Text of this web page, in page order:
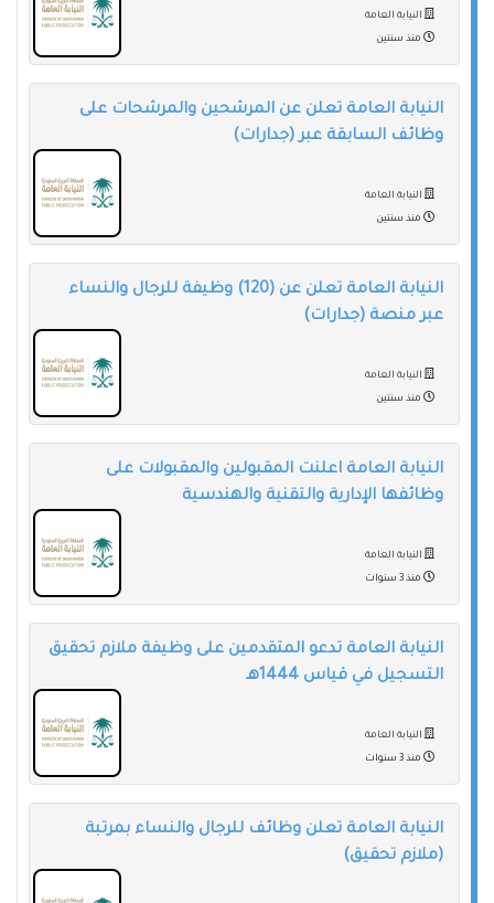
النيابة العامة
منذ سنتين
النيابة العامة تعلن عن المرشحين والمرشحات على
وظائف السابقة عبر (جدارات)
النيابة العامة
منذ سنتين
النيابة العامة تعلن عن (120) وظيفة للرجال والنساء
عبر منصة (جدارات)
النيابة العامة
منذ سنتين
النيابة العامة اعلنت المقبولين والمقبولات على
وظائفها الإدارية والتقنية والهندسية
النيابة العامة
منذ 3 سنوات
النيابة العامة تدعو المتقدمين على وظيفة ملازم تحقيق
التسجيل في قياس 1444هـ
النيابة العامة
منذ 3 سنوات
النيابة العامة تعلن وظائف للرجال والنساء بمرتبة
(ملازم تحقيق)